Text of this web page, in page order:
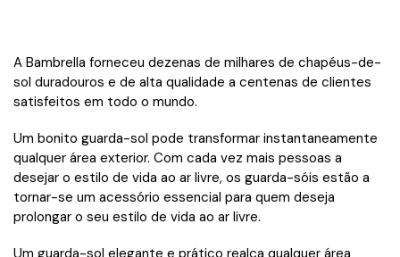
A Bambrella forneceu dezenas de milhares de chapéus-de-
sol duradouros e de alta qualidade a centenas de clientes
satisfeitos em todo o mundo.
Um bonito guarda-sol pode transformar instantaneamente
qualquer área exterior. Com cada vez mais pessoas a
desejar o estilo de vida ao ar livre, os guarda-sóis estão a
tornar-se um acessório essencial para quem deseja
prolongar o seu estilo de vida ao ar livre.